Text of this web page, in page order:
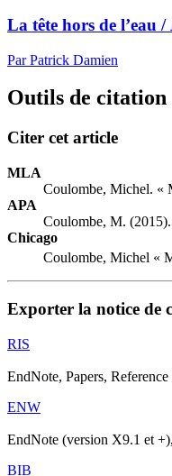
La tête hors de l’eau /
Par Patrick Damien
Outils de citation
Citer cet article
MLA
Coulombe, Michel. «
APA
Coulombe, M.
Chicago
Coulombe, Michel «
Exporter la notice de
RIS
EndNote, Papers,
ENW
EndNote (version X9.1 et
BIB